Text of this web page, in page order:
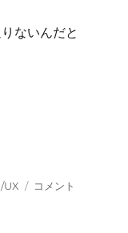
ないんだと
UX
さ
コメント